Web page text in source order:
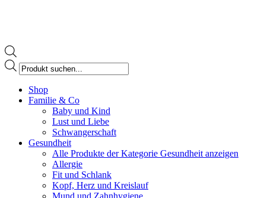
Products
search
page
opens
Shop
Familie & Co
Baby und Kind
Lust und Liebe
Schwangerschaft
Gesundheit
Alle Produkte der Kategorie Gesundheit anzeigen
Allergie
Fit und Schlank
Kopf, Herz und Kreislauf
Mund und Zahnhygiene